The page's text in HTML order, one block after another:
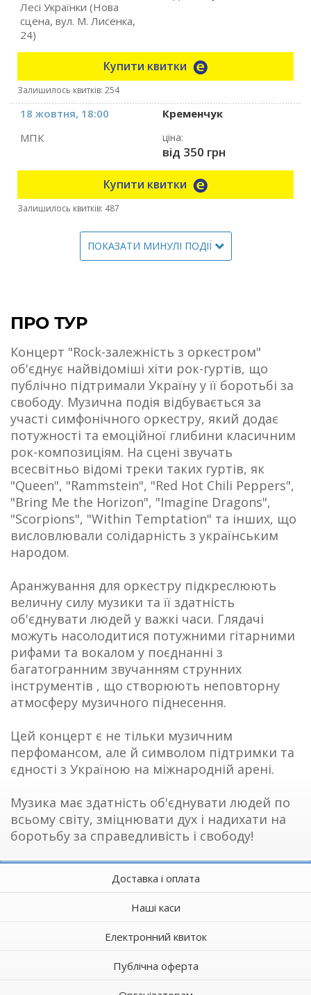
Лесі Українки (Нова
сцена, вул. М. Лисенка,
24)
Купити квитки
Залишилось квитків: 254
18 жовтня, 18:00
Кременчук
МПК
ціна:
від 350 грн
Купити квитки
Залишилось квитків: 487
ПОКАЗАТИ МИНУЛІ ПОДІЇ
ПРО ТУР
Концерт "Rock-залежність з оркестром"
об'єднує найвідоміші хіти рок-гуртів, що
публічно підтримали Україну у її боротьбі за
свободу. Музична подія відбувається за
участі симфонічного оркестру, який додає
потужності та емоційної глибини класичним
рок-композиціям. На сцені звучать
всесвітньо відомі треки таких гуртів, як
"Queen", "Rammstein", "Red Hot Chili Peppers",
"Bring Me the Horizon", "Imagine Dragons",
"Scorpions", "Within Temptation" та інших, що
висловлювали солідарність з українським
народом.
Аранжування для оркестру підкреслюють
величну силу музики та її здатність
об'єднувати людей у важкі часи. Глядачі
можуть насолодитися потужними гітарними
рифами та вокалом у поєднанні з
багатогранним звучанням струнних
інструментів , що створюють неповторну
атмосферу музичного піднесення.
Цей концерт є не тільки музичним
перфомансом, але й символом підтримки та
єдності з Україною на міжнародній арені.
Музика має здатність об'єднувати людей по
всьому світу, зміцнювати дух і надихати на
боротьбу за справедливість і свободу!
Доставка і оплата
Наші каси
Електронний квиток
Публічна оферта